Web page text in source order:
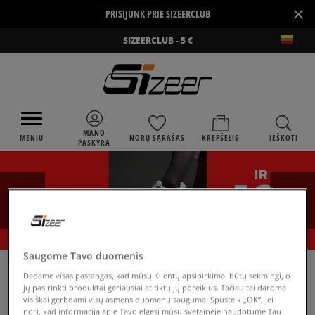
PRISIJUNK PRIE SIZEERCLUB ×
SIZEERCLUB - 5 €
MENIU
MANO
PASKYRA
NORŲ SĄRAŠAS KREPŠELIS IEŠKOTI
SIZEER ADIDAS STAN SMITH FOREVER
Saugome Tavo duomenis
Dedame visas pastangas, kad mūsų Klientų apsipirkimai būtų sėkmingi, o
jų pasirinkti produktai geriausiai atitiktų jų poreikius. Tačiau tai darome
visiškai gerbdami visų asmens duomenų saugumą. Spustelk „OK“, jei
nori, kad informaciją apie Tavo elgesį mūsų svetainėje naudotume Tau